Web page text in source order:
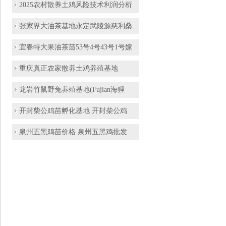
2025农村散养土鸡风险技术利润分析
张家界大油茶基地永定武陵源慈利桑
宜春特大果油茶苗53号4号43号1号嫁
重庆真正农家散养土鸡养殖基地
龙岩竹鼠野兔养殖基地(Fujian海狸
开封柴公鸡苗孵化基地 开封柴公鸡
泉州五黑鸡苗价格 泉州五黑鸡批发